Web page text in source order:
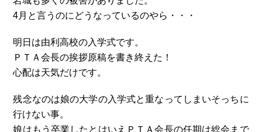
4月と言うのにどうなっているのやら・・・
明日は由利高校の入学式です。
ＰＴＡ会長の挨拶原稿を書き終えた！
心配は天気だけです。
残念なのは娘の大学の入学式と重なってしまいそっちに
行けない事。
娘はもう卒業したとはいえＰＴＡ会長の任期は総会まで